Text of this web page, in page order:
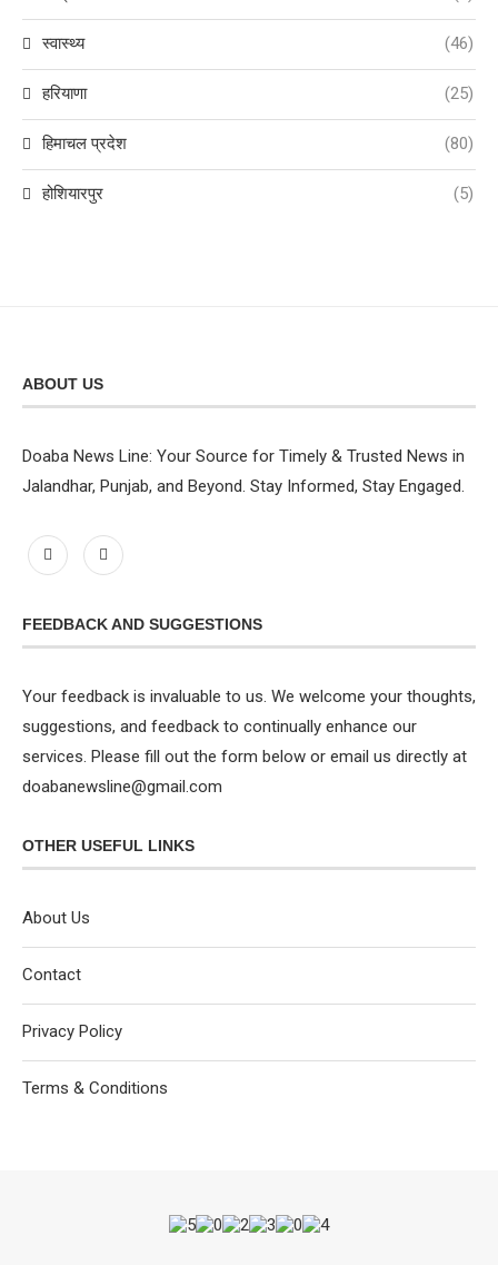
स्वास्थ्य (46)
हरियाणा (25)
हिमाचल प्रदेश (80)
होशियारपुर (5)
ABOUT US
Doaba News Line: Your Source for Timely & Trusted News in
Jalandhar, Punjab, and Beyond. Stay Informed, Stay Engaged.
FEEDBACK AND SUGGESTIONS
Your feedback is invaluable to us. We welcome your thoughts,
suggestions, and feedback to continually enhance our
services. Please fill out the form below or email us directly at
doabanewsline@gmail.com
OTHER USEFUL LINKS
About Us
Contact
Privacy Policy
Terms & Conditions